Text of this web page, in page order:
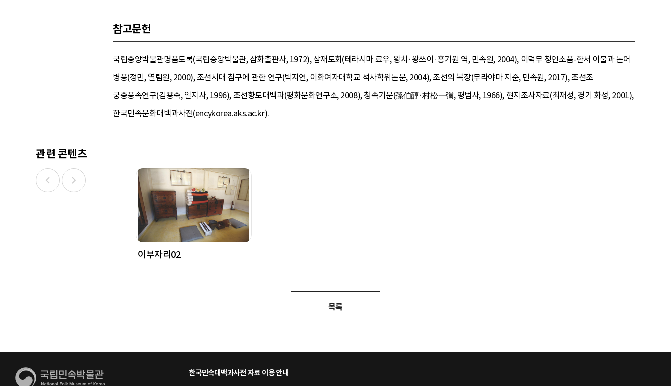
참고문헌
국립중앙박물관명품도록(국립중앙박물관, 삼화출판사, 1972), 삼재도회(테라시마 료우, 왕치·왕쓰이·홍기원 역, 민속원, 2004), 이덕무 청언소품-한서 이불과 논어
병풍(정민, 열림원, 2000), 조선시대 침구에 관한 연구(박지연, 이화여자대학교 석사학위논문, 2004), 조선의 복장(무라야마 지준, 민속원, 2017), 조선조
궁중풍속연구(김용숙, 일지사, 1996), 조선향토대백과(평화문화연구소, 2008), 청속기문(孫伯醇·村松一彌, 평범사, 1966), 현지조사자료(최재성, 경기 화성, 2001),
한국민족문화대백과사전(encykorea.aks.ac.kr).
관련 콘텐츠
이부자리02
목록
한국민속대백과사전 자료 이용 안내